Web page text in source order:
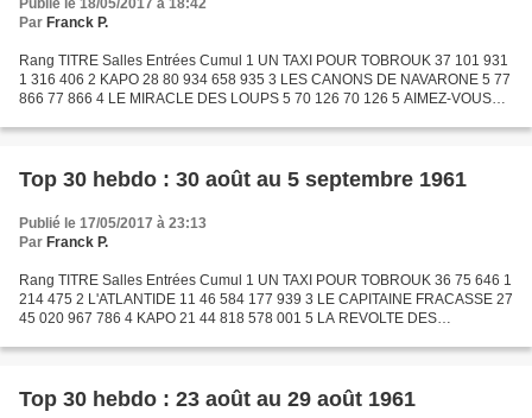
Publié le 18/05/2017 à 18:42
Par Franck P.
Rang TITRE Salles Entrées Cumul 1 UN TAXI POUR TOBROUK 37 101 931
1 316 406 2 KAPO 28 80 934 658 935 3 LES CANONS DE NAVARONE 5 77
866 77 866 4 LE MIRACLE DES LOUPS 5 70 126 70 126 5 AIMEZ-VOUS
Top 30 hebdo : 30 août au 5 septembre 1961
Publié le 17/05/2017 à 23:13
Par Franck P.
Rang TITRE Salles Entrées Cumul 1 UN TAXI POUR TOBROUK 36 75 646 1
214 475 2 L'ATLANTIDE 11 46 584 177 939 3 LE CAPITAINE FRACASSE 27
45 020 967 786 4 KAPO 21 44 818 578 001 5 LA REVOLTE DES
Top 30 hebdo : 23 août au 29 août 1961